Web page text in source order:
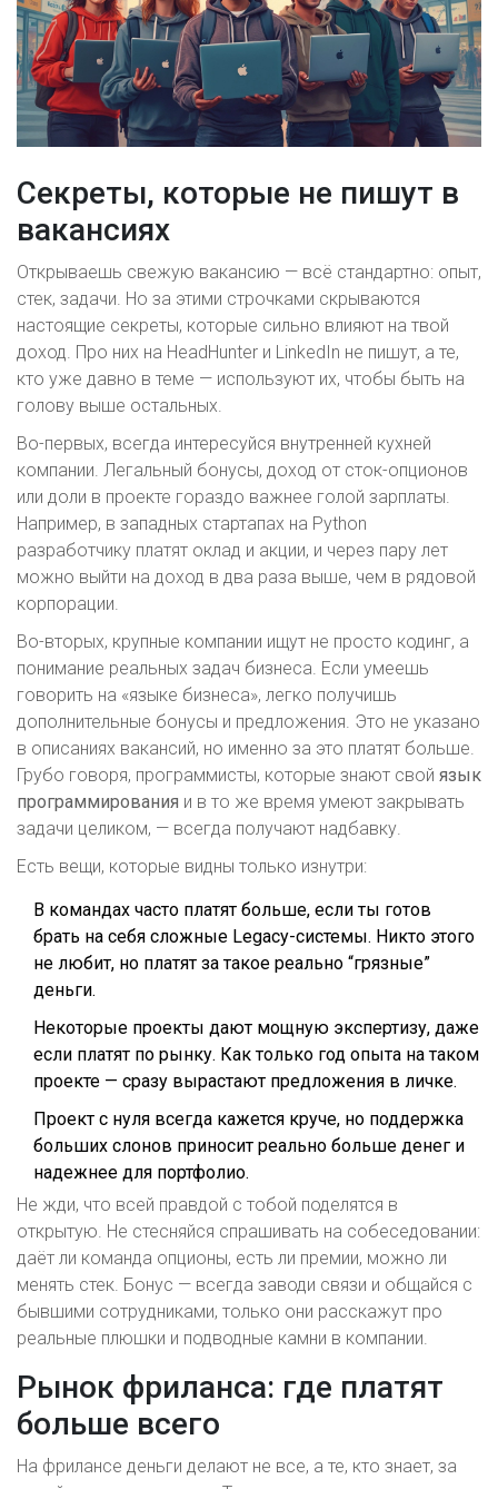
Cекреты, которые не пишут в
вакансиях
Открываешь свежую вакансию — всё стандартно: опыт,
стек, задачи. Но за этими строчками скрываются
настоящие секреты, которые сильно влияют на твой
доход. Про них на HeadHunter и LinkedIn не пишут, а те,
кто уже давно в теме — используют их, чтобы быть на
голову выше остальных.
Во-первых, всегда интересуйся внутренней кухней
компании. Легальный бонусы, доход от сток-опционов
или доли в проекте гораздо важнее голой зарплаты.
Например, в западных стартапах на Python
разработчику платят оклад и акции, и через пару лет
можно выйти на доход в два раза выше, чем в рядовой
корпорации.
Во-вторых, крупные компании ищут не просто кодинг, а
понимание реальных задач бизнеса. Если умеешь
говорить на «языке бизнеса», легко получишь
дополнительные бонусы и предложения. Это не указано
в описаниях вакансий, но именно за это платят больше.
Грубо говоря, программисты, которые знают свой язык
программирования и в то же время умеют закрывать
задачи целиком, — всегда получают надбавку.
Есть вещи, которые видны только изнутри:
В командах часто платят больше, если ты готов
брать на себя сложные Legacy-системы. Никто этого
не любит, но платят за такое реально “грязные”
деньги.
Некоторые проекты дают мощную экспертизу, даже
если платят по рынку. Как только год опыта на таком
проекте — сразу вырастают предложения в личке.
Проект с нуля всегда кажется круче, но поддержка
больших слонов приносит реально больше денег и
надежнее для портфолио.
Не жди, что всей правдой с тобой поделятся в
открытую. Не стесняйся спрашивать на собеседовании:
даёт ли команда опционы, есть ли премии, можно ли
менять стек. Бонус — всегда заводи связи и общайся с
бывшими сотрудниками, только они расскажут про
реальные плюшки и подводные камни в компании.
Рынок фриланса: где платят
больше всего
На фрилансе деньги делают не все, а те, кто знает, за